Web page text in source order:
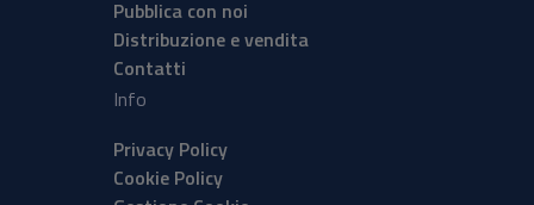
Pubblica con noi
Distribuzione e vendita
Contatti
Info
Privacy Policy
Cookie Policy